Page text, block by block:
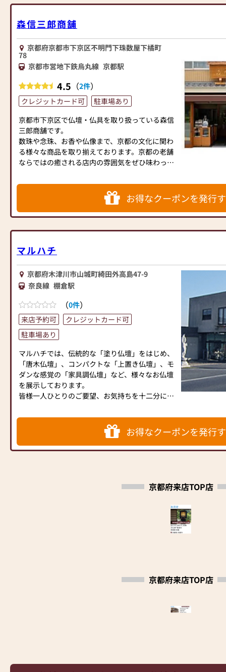
で、
仏壇、仏事のことでわからないことがございまし
たら、どんな些細なご質問でもお気軽にご相談く
ださいませ。
皆様のご来社をお待ちいたしております。是非お
立ち寄りください。
【営業時間】9:30～17：30
【定休日】毎週木曜日
森信三郎商舗
京都府京都市下京区不明門下珠数屋下橘町
78
京都市営地下鉄烏丸線 京都駅
4.5 （2件）
クレジットカード可
駐車場あり
京都市下京区で仏壇・仏具を取り扱っている森信
三郎商舗です。
数珠や念珠、お香や仏像まで、京都の文化に関わ
る様々な商品を取り揃えております。京都の老舗
ならではの癒される店内の雰囲気をぜひ味わって
お客様駐車場あります、店員までお訪ね下さい。お得なクーポンを発行
マルハチ
京都府木津川市山城町綺田外高島47-9
奈良線 棚倉駅
（0件）
来店予約可
クレジットカード可
駐車場あり
マルハチでは、伝統的な「塗り仏壇」をはじめ、
「唐木仏壇」、コンパクトな「上置き仏壇」、モ
ダンな感覚の「家具調仏壇」など、様々なお仏壇
を展示しております。
皆様一人ひとりのご要望、お気持ちを十二分にお
ので、お客様にピッタリのお仏壇をお選びいただ
★お仏壇は安心の「10年保証」★
お買い上げ後のご相談など、アフターフォローは
お引っ越しなどのお仏壇の移設もお気軽にご相談
お得なクーポンを発行
京都府来店TOP店
京都府来店TOP店